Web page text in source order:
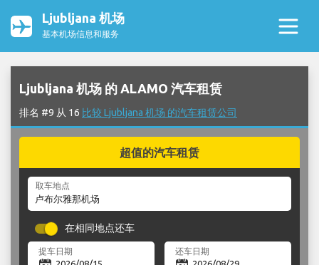
Ljubljana 机场
基本机场信息和服务
Ljubljana 机场 的 ALAMO 汽车租赁
排名 #9 从 16 比较 Ljubljana 机场 的汽车租赁公司
超值的汽车租赁
取车地点
在相同地点还车
提车日期 还车日期